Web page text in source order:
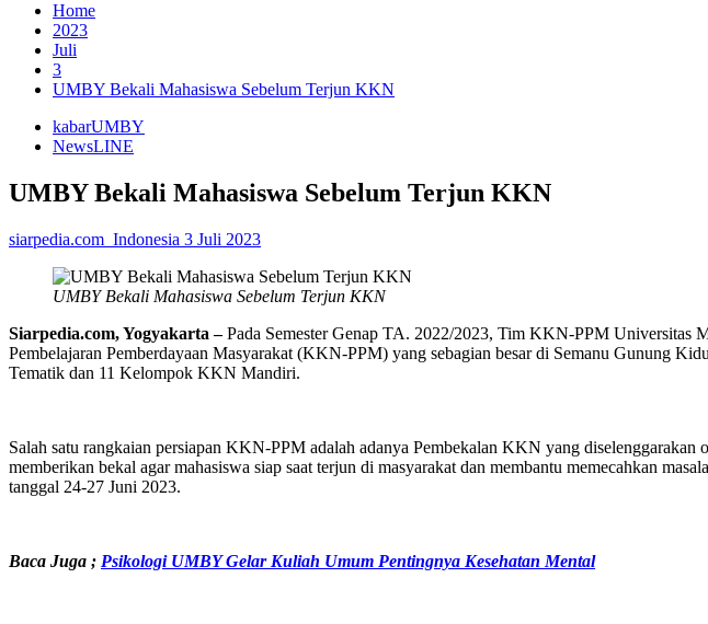
Home
2023
Juli
3
UMBY Bekali Mahasiswa Sebelum Terjun KKN
kabarUMBY
NewsLINE
UMBY Bekali Mahasiswa Sebelum Terjun KKN
siarpedia.com_Indonesia 3 Juli 2023
UMBY Bekali Mahasiswa Sebelum Terjun KKN
Siarpedia.com, Yogyakarta –Pada Semester Genap TA. 2022/2023, Tim KKN-PPM Universitas
Pembelajaran Pemberdayaan Masyarakat (KKN-PPM) yang sebagian besar di Semanu
Tematik dan 11 Kelompok KKN Mandiri.
Salah satu rangkaian persiapan KKN-PPM adalah adanya Pembekalan KKN yang
memberikan bekal agar mahasiswa siap saat terjun di masyarakat dan membantu memecahkan
tanggal 24-27 Juni 2023.
Baca Juga ; Psikologi UMBY Gelar Kuliah Umum Pentingnya Kesehatan Mental